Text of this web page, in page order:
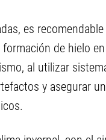
es
de hielo en
al utilizar
y asegurar